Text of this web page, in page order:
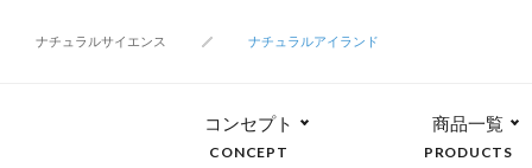
ナチュラルサイエンス ナチュラルアイランド
コンセプト
CONCEPT
商品一覧
PRODUCTS